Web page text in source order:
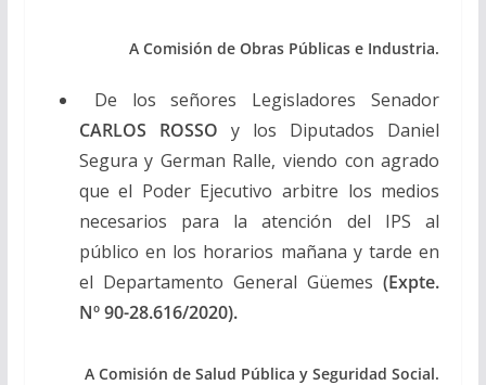
A Comisión de Obras Públicas e Industria.
De los señores Legisladores Senador
CARLOS ROSSO y los Diputados Daniel
Segura y German Ralle, viendo con agrado
que el Poder Ejecutivo arbitre los medios
necesarios para la atención del IPS al
público en los horarios mañana y tarde en
el Departamento General Güemes (Expte.
Nº 90-28.616/2020).
A Comisión de Salud Pública y Seguridad Social.